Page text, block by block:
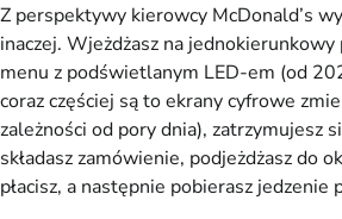
Z perspektywy kierowcy McDonald’s
inaczej. Wjeżdżasz na jednokierunkowy
menu z podświetlanym LED-em (od
coraz częściej są to ekrany cyfrowe
zależności od pory dnia), zatrzymujesz
składasz zamówienie, podjeżdżasz do
płacisz, a następnie pobierasz jedzenie